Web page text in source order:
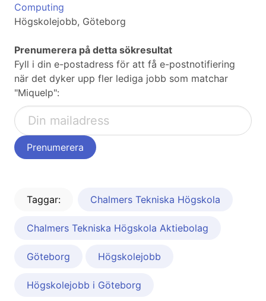
Computing
Högskolejobb, Göteborg
Prenumerera på detta sökresultat
Fyll i din e-postadress för att få e-postnotifiering
när det dyker upp fler lediga jobb som matchar
"Miquelp":
Taggar: Chalmers Tekniska Högskola
Chalmers Tekniska Högskola Aktiebolag
Göteborg Högskolejobb
Högskolejobb i Göteborg